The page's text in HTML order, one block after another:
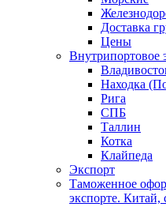
Доставка
Цены
Внутрипортовое
Находка
Рига
СПБ
Таллин
Котка
Клайпеда
Экспорт
Таможенное
экспорте.